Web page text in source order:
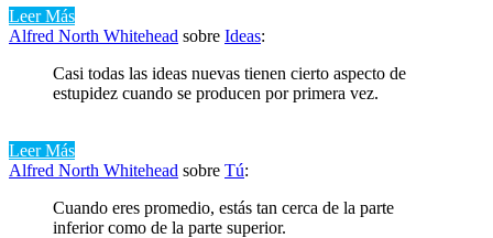
Leer Más
Alfred North Whitehead sobre Ideas:
Casi todas las ideas nuevas tienen cierto aspecto de
estupidez cuando se producen por primera vez.
Leer Más
Alfred North Whitehead sobre Tú:
Cuando eres promedio, estás tan cerca de la parte
inferior como de la parte superior.